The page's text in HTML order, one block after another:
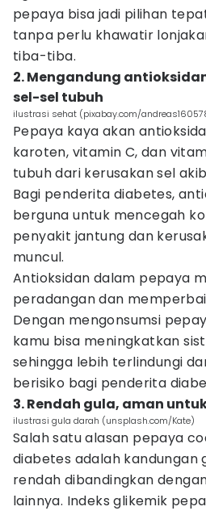
pepaya bisa jadi pilihan
tanpa perlu khawatir
tiba-tiba.
2. Mengandung
sel-sel tubuh
ilustrasi sehat (pixabay.com/
Pepaya kaya akan
karoten, vitamin C, dan
tubuh dari kerusakan sel
Bagi penderita diabetes,
berguna untuk mencegah
penyakit jantung dan
muncul.
Antioksidan dalam pepaya
peradangan dan
Dengan mengonsumsi
kamu bisa meningkatkan
sehingga lebih terlindungi
berisiko bagi penderita
3. Rendah gula, aman
ilustrasi gula darah (unsplash.com/Kate)
Salah satu alasan pepaya
diabetes adalah kandungan
rendah dibandingkan
lainnya. Indeks glikemik